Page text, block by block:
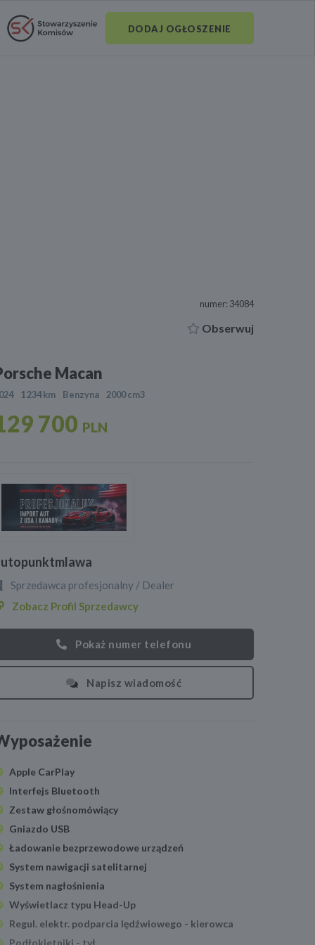
DODAJ OGŁOSZENIE
numer: 34084
Obserwuj
Macan
1 234 km Benzyna 2000 cm3
700 PLN
Sprzedawca profesjonalny / Dealer
Zobacz Profil Sprzedawcy
Pokaż numer telefonu
Napisz wiadomość
Apple CarPlay
Interfejs Bluetooth
Zestaw głośnomówiący
Gniazdo USB
Ładowanie bezprzewodowe urządzeń
System nawigacji satelitarnej
System nagłośnienia
Wyświetlacz typu Head-Up
Regul. elektr. podparcia lędźwiowego - kierowca
Podłokietniki - tył